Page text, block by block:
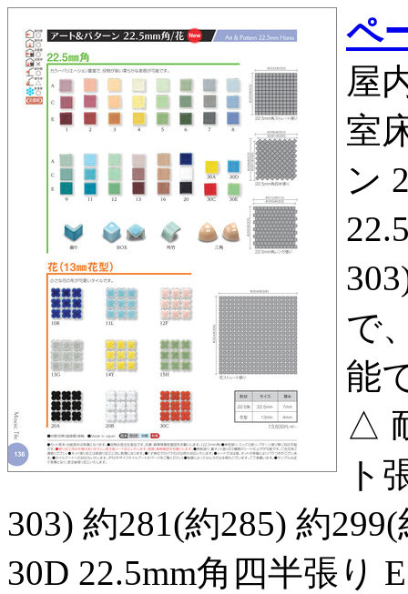
ペ
屋
室
ン
で
能
△
ト
303) 約281(約285) 約
30D 22.5mm角四半張り